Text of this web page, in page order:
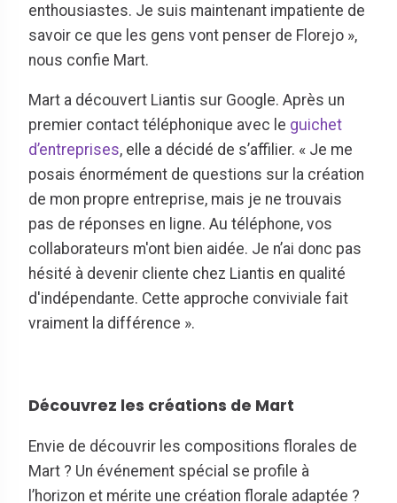
enthousiastes. Je suis maintenant impatiente de
savoir ce que les gens vont penser de Florejo »,
nous confie Mart.
Mart a découvert Liantis sur Google. Après un
premier contact téléphonique avec le guichet
d’entreprises, elle a décidé de s’affilier. « Je me
posais énormément de questions sur la création
de mon propre entreprise, mais je ne trouvais
pas de réponses en ligne. Au téléphone, vos
collaborateurs m'ont bien aidée. Je n’ai donc pas
hésité à devenir cliente chez Liantis en qualité
d'indépendante. Cette approche conviviale fait
vraiment la différence ».
Découvrez les créations de Mart
Envie de découvrir les compositions florales de
Mart ? Un événement spécial se profile à
l’horizon et mérite une création florale adaptée ?